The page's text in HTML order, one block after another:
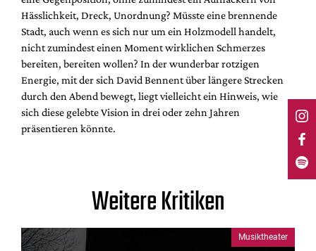
Hässlichkeit, Dreck, Unordnung? Müsste eine brennende
Stadt, auch wenn es sich nur um ein Holzmodell handelt,
nicht zumindest einen Moment wirklichen Schmerzes
bereiten, bereiten wollen? In der wunderbar rotzigen
Energie, mit der sich David Bennent über längere Strecken
durch den Abend bewegt, liegt vielleicht ein Hinweis, wie
sich diese gelebte Vision in drei oder zehn Jahren
präsentieren könnte.
Weitere Kritiken
Musiktheater